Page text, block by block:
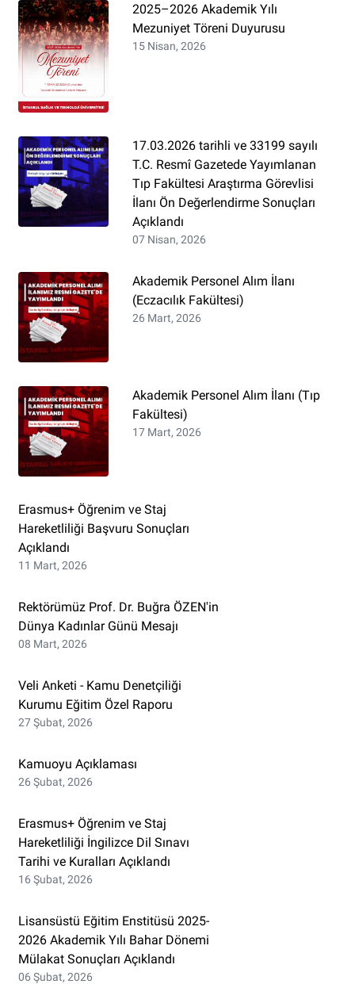
2025–2026 Akademik Yılı
Mezuniyet Töreni Duyurusu
15 Nisan, 2026
17.03.2026 tarihli ve 33199 sayılı
T.C. Resmî Gazetede Yayımlanan
Tıp Fakültesi Araştırma Görevlisi
İlanı Ön Değerlendirme Sonuçları
Açıklandı
07 Nisan, 2026
Akademik Personel Alım İlanı
(Eczacılık Fakültesi)
26 Mart, 2026
Akademik Personel Alım İlanı (Tıp
Fakültesi)
17 Mart, 2026
Erasmus+ Öğrenim ve Staj
Hareketliliği Başvuru Sonuçları
Açıklandı
11 Mart, 2026
Rektörümüz Prof. Dr. Buğra ÖZEN'in
Dünya Kadınlar Günü Mesajı
08 Mart, 2026
Veli Anketi - Kamu Denetçiliği
Kurumu Eğitim Özel Raporu
27 Şubat, 2026
Kamuoyu Açıklaması
26 Şubat, 2026
Erasmus+ Öğrenim ve Staj
Hareketliliği İngilizce Dil Sınavı
Tarihi ve Kuralları Açıklandı
16 Şubat, 2026
Lisansüstü Eğitim Enstitüsü 2025-
2026 Akademik Yılı Bahar Dönemi
Mülakat Sonuçları Açıklandı
06 Şubat, 2026